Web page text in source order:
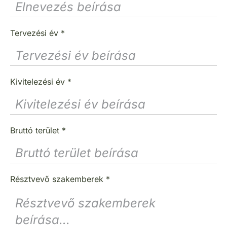
Tervezési év *
Kivitelezési év *
Bruttó terület *
Résztvevő szakemberek *